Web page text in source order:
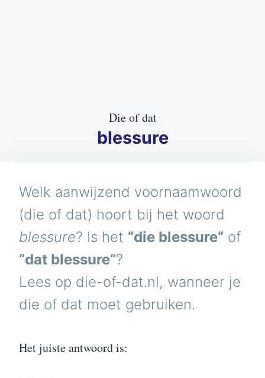
Die of dat
blessure
Welk aanwijzend voornaamwoord
(die of dat) hoort bij het woord
blessure? Is het “die blessure“ of
“dat blessure“?
Lees op die-of-dat.nl, wanneer je
die of dat moet gebruiken.
Het juiste antwoord is: